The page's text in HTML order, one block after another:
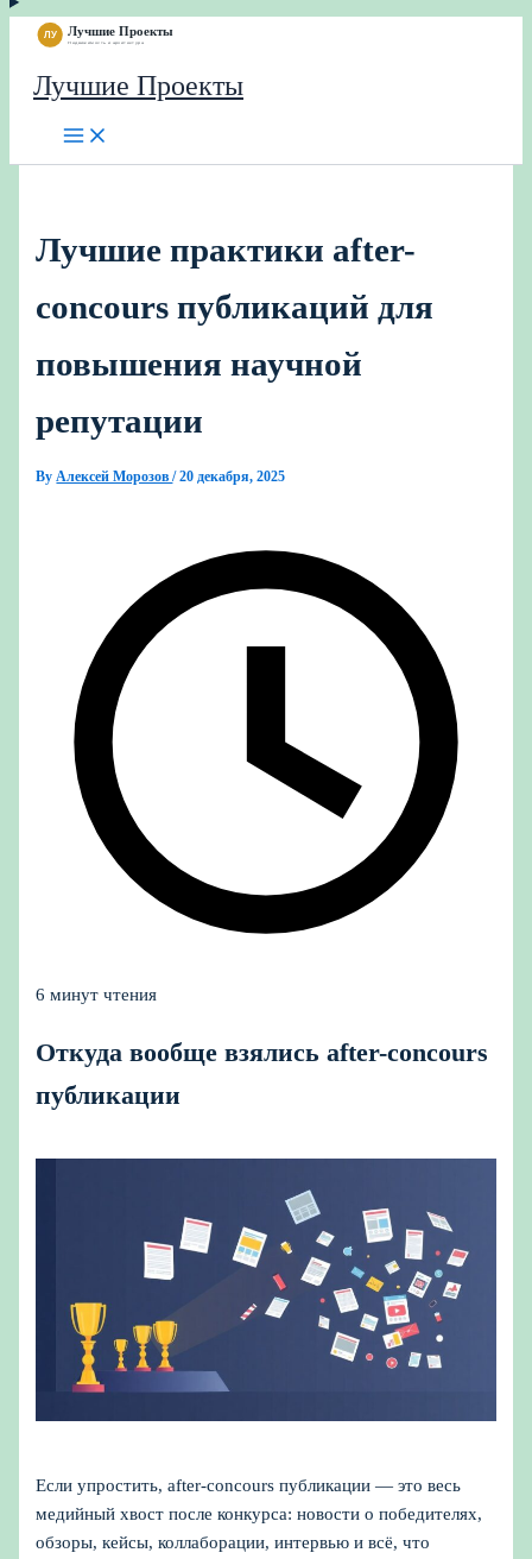
Лучшие Проекты
Лучшие практики after-
concours публикаций для
повышения научной
репутации
By Алексей Морозов/20 декабря, 2025
6 минут чтения
Откуда вообще взялись after-concours
публикации
Если упростить, after-concours публикации — это весь
медийный хвост после конкурса: новости о победителях,
обзоры, кейсы, коллаборации, интервью и всё, что